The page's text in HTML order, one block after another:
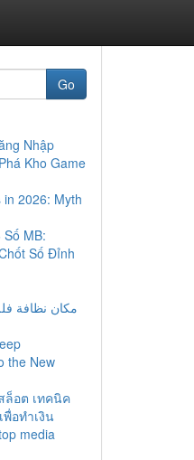
Go
Nhập
Kho Game
in 2026: Myth
MB:
Số Đỉnh
مكان نظافة
the New
ล็อต เทคนิค
อทำเงิน
media